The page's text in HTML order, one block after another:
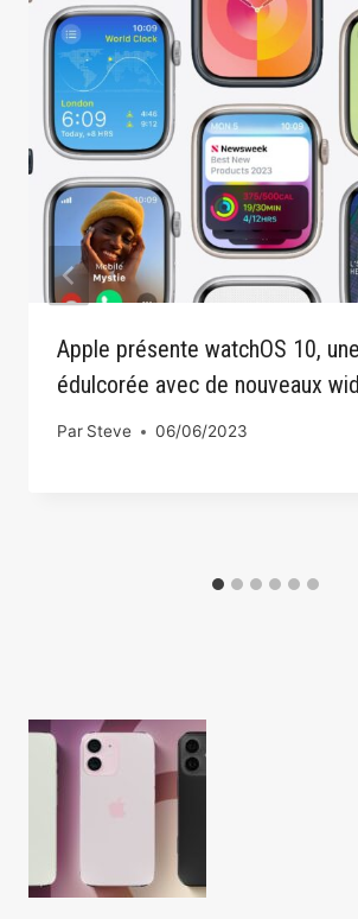
Apple présente watchOS 10,
édulcorée avec de nouveaux
Par Steve 06/06/2023